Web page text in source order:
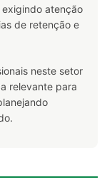
atenção
de retenção e
neste setor
relevante para